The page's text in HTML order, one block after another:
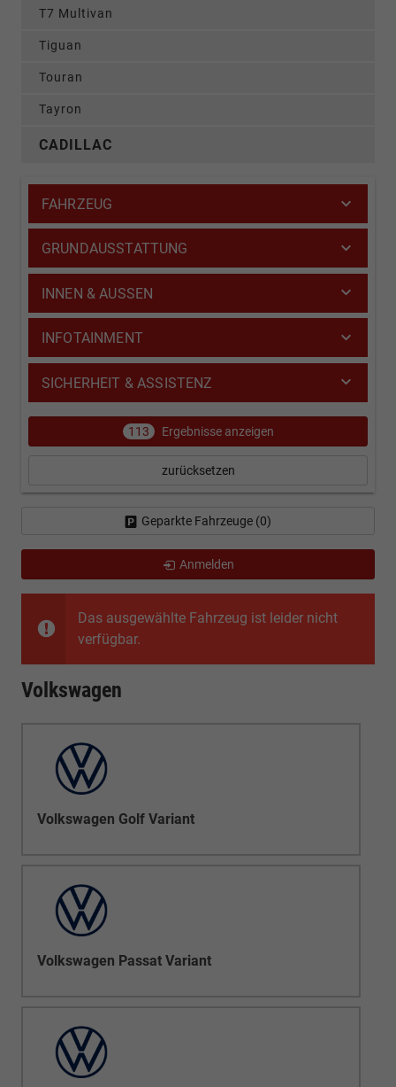
Das ausgewählte Fahrzeug ist leider nicht
verfügbar.
Volkswagen
Volkswagen Golf Variant
Volkswagen Passat Variant
T7 Multivan
Tiguan
Touran
Tayron
CADILLAC
FAHRZEUG
GRUNDAUSSTATTUNG
INNEN & AUSSEN
INFOTAINMENT
SICHERHEIT & ASSISTENZ
113 Ergebnisse anzeigen
zurücksetzen
Geparkte Fahrzeuge (0)
Anmelden